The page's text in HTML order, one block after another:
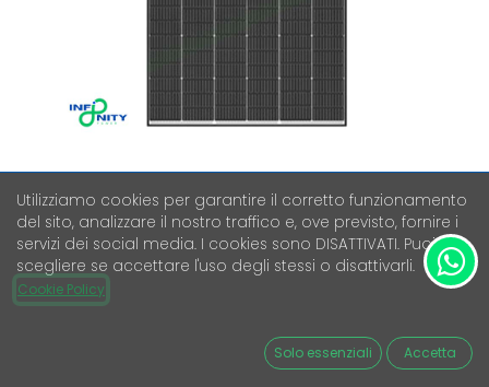
TRINA SOLAR VERTEX S + TSM-
455NEG9R.28
81,00€Iva Esclusa
Utilizziamo cookies per garantire il corretto funzionamento
del sito, analizzare il nostro traffico e, ove previsto, fornire i
servizi dei social media. I cookies sono DISATTIVATI. Puoi
scegliere se accettare l'uso degli stessi o disattivarli.
Cookie Policy
Solo essenziali Accetta